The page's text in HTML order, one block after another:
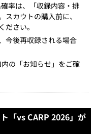
率は、「収録内容・排
カウトの購入前に、
さい。
今後再収録される場合
内の「お知らせ」をご確
「vs CARP 2026」が